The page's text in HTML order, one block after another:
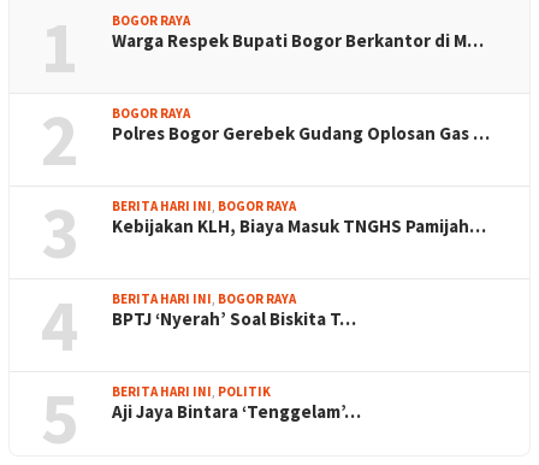
1 BOGOR RAYA
Warga Respek Bupati Bogor Berkantor di M…
2 BOGOR RAYA
Polres Bogor Gerebek Gudang Oplosan Gas …
3 BERITA HARI INI, BOGOR RAYA
Kebijakan KLH, Biaya Masuk TNGHS Pamijah…
4 BERITA HARI INI, BOGOR RAYA
BPTJ ‘Nyerah’ Soal Biskita T…
5 BERITA HARI INI, POLITIK
Aji Jaya Bintara ‘Tenggelam’…